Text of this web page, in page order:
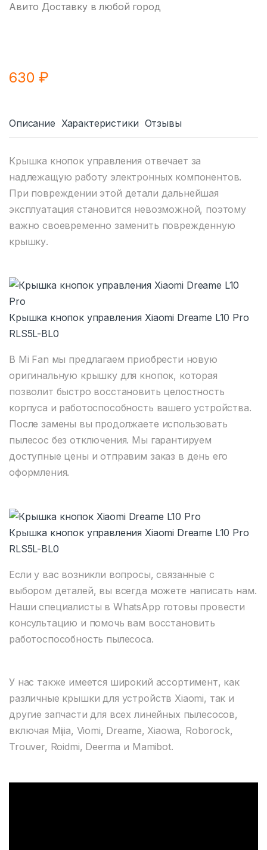
Авито Доставку в любой город
630₽
Описание Характеристики Отзывы
Крышка кнопок управления отвечает за
надлежащую работу электронных компонентов.
При повреждении этой детали дальнейшая
эксплуатация становится невозможной, поэтому
важно своевременно заменить поврежденную
крышку.
Крышка кнопок управления Xiaomi Dreame L10 Pro
RLS5L-BL0
В Mi Fan мы предлагаем приобрести новую
оригинальную крышку для кнопок, которая
позволит быстро восстановить целостность
корпуса и работоспособность вашего устройства.
После замены вы продолжаете использовать
пылесос без отключения. Мы гарантируем
доступные цены и отправим заказ в день его
оформления.
Крышка кнопок управления Xiaomi Dreame L10 Pro
RLS5L-BL0
Если у вас возникли вопросы, связанные с
выбором деталей, вы всегда можете написать нам.
Наши специалисты в WhatsApp готовы провести
консультацию и помочь вам восстановить
работоспособность пылесоса.
У нас также имеется широкий ассортимент, как
различные крышки для устройств Xiaomi, так и
другие запчасти для всех линейных пылесосов,
включая Mijia, Viomi, Dreame, Xiaowa, Roborock,
Trouver, Roidmi, Deerma и Mamibot.